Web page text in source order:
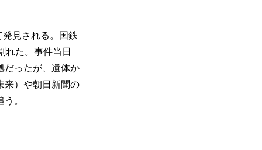
見される。国鉄
れた。事件当日
だったが、遺体か
来）や朝日新聞の
。